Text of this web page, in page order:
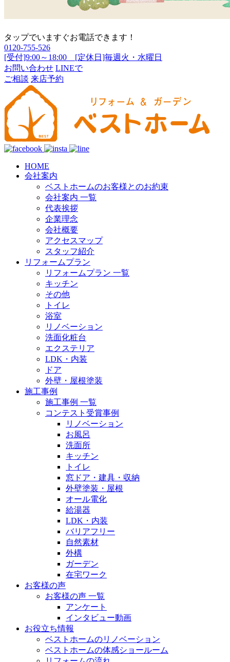
タップでいますぐお電話できます！
0120-755-526
[受付]9:00～18:00 [定休日]毎週火・水曜日
お問い合わせ LINEで
ご相談 来店予約
HOME
会社案内
ベストホームのお客様とのお約束
会社案内 一覧
代表挨拶
企業理念
会社概要
アクセスマップ
スタッフ紹介
リフォームプラン
リフォームプラン 一覧
キッチン
その他
トイレ
浴室
リノベーション
洗面化粧台
エクステリア
LDK・内装
ドア
外壁・屋根塗装
施工事例
施工事例 一覧
コンテスト受賞事例
リノベーション
お風呂
洗面所
キッチン
トイレ
窓ドア・建具・収納
外壁塗装・屋根
オール電化
給湯器
LDK・内装
バリアフリー
自然素材
外構
ガーデン
在宅ワーク
お客様の声
お客様の声 一覧
アンケート
インタビュー動画
お役立ち情報
ベストホームのリノベーション
ベストホームの体感ショールーム